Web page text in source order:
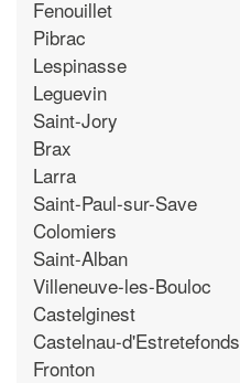
Fenouillet
Pibrac
Lespinasse
Leguevin
Saint-Jory
Brax
Larra
Saint-Paul-sur-Save
Colomiers
Saint-Alban
Villeneuve-les-Bouloc
Castelginest
Castelnau-d'Estretefonds
Fronton